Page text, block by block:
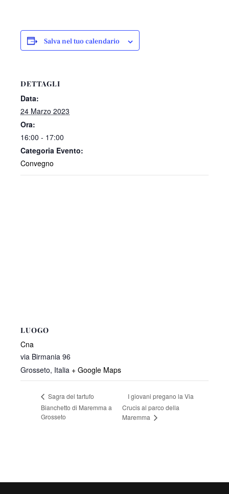
Salva nel tuo calendario
DETTAGLI
Data:
24 Marzo 2023
Ora:
16:00 - 17:00
Categoria Evento:
Convegno
LUOGO
Cna
via Birmania 96
Grosseto, Italia + Google Maps
Sagra del tartufo
Bianchetto di Maremma a
Grosseto
I giovani pregano la Via
Crucis al parco della
Maremma